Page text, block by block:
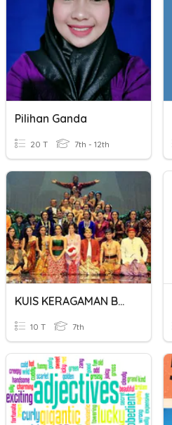
Pilihan Ganda
20 T 7th - 12th
KUIS KERAGAMAN BUDAYA INDONESIA
10 T 7th